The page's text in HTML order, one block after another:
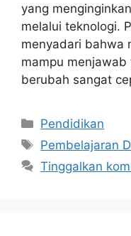
yang
melalui teknologi.
menyadari bahwa
mampu
berubah sangat
Kategori
Pendidikan
Tag
Pembelajaran
Tinggalkan